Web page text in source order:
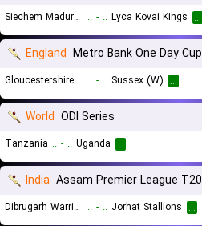
Siechem Madurai Panthers .. - .. Lyca Kovai Kings ...
England Metro Bank One Day Cup Div 2 Women
Gloucestershire (W) .. - .. Sussex (W) ...
World ODI Series
Tanzania .. - .. Uganda ...
India Assam Premier League T20
Dibrugarh Warriors .. - .. Jorhat Stallions ...